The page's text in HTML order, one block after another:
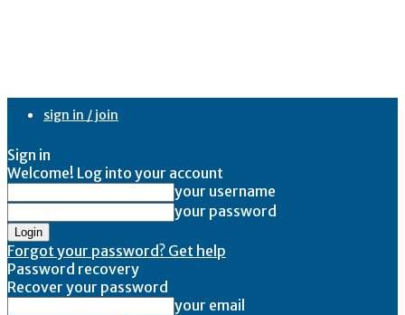
sign in / join
Sign in
Welcome! Log into your account
your username
your password
Forgot your password? Get help
Password recovery
Recover your password
your email